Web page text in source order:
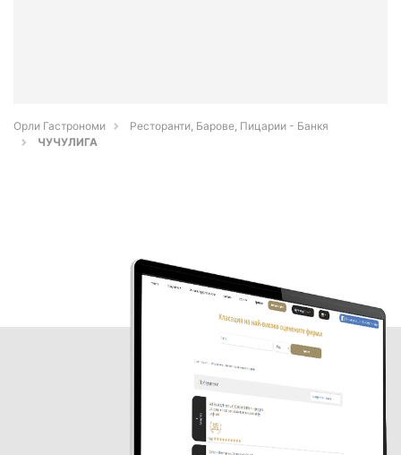
Орли Гастрономи
Ресторанти, Барове, Пицарии - Банкя
ЧУЧУЛИГА